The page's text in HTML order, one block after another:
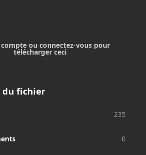
compte ou connectez-vous pour
télécharger ceci
fichier
235
0